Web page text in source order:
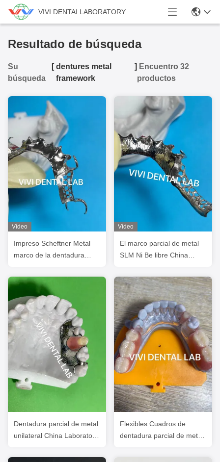
VIVI DENTAI LABORATORY
Resultado de búsqueda
Su
búsqueda
[dentures metal
framework
] Encuentro 32
productos
Vídeo
Impreso Scheftner Metal
marco de la dentadura
personalizado
Vídeo
El marco parcial de metal
SLM Ni Be libre China
Dentadura parcial de metal
unilateral China Laboratorio
Flexibles Cuadros de
dentadura parcial de metal